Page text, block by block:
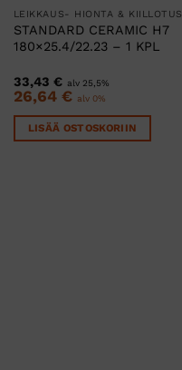
LEIKKAUS- HIONTA & KIILLOTUS
STANDARD CERAMIC H7
180×25.4/22.23 – 1 KPL
33,43 € alv 25,5%
26,64 € alv 0%
LISÄÄ OSTOSKORIIN